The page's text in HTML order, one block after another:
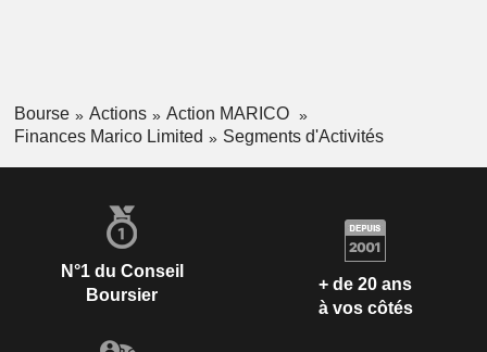
Bourse Actions
Action MARICO
Finances Marico Limited
Segments d'Activités
N°1 du Conseil
Boursier
+ de 20 ans
à vos côtés